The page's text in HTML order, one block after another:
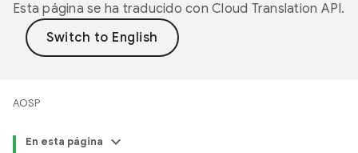
Esta página se ha traducido con Cloud Translation API.
AOSP
En esta página